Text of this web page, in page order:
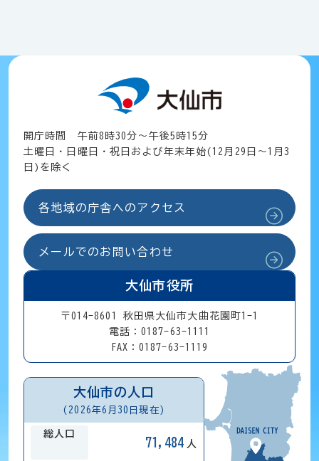
開庁時間 午前8時30分～午後5時15分
土曜日・日曜日・祝日および年末年始(12月29日～1月3
日)を除く
各地域の庁舎へのアクセス
メールでのお問い合わせ
大仙市役所
〒014-8601 秋田県大仙市大曲花園町1-1
電話：0187-63-1111
FAX：0187-63-1119
大仙市の人口
(2026年6月30日現在)
総人口
71,484 人